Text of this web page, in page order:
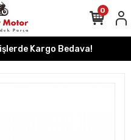
Kargo Bedava!
0